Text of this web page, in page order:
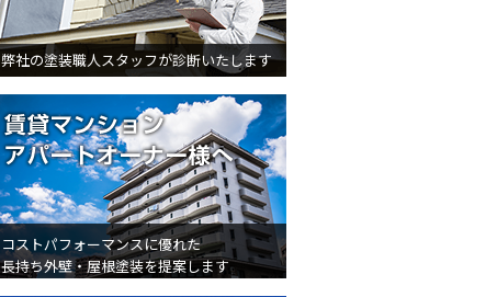
弊社の塗装職人スタッフが診断いたします
コストパフォーマンスに優れた
長持ち外壁・屋根塗装を提案します